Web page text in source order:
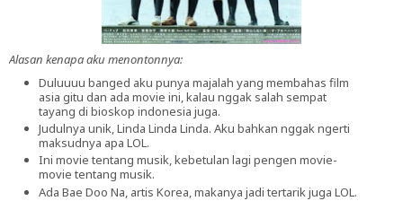
Alasan kenapa aku menontonnya:
Duluuuu banged aku punya majalah yang membahas film
asia gitu dan ada movie ini, kalau nggak salah sempat
tayang di bioskop indonesia juga.
Judulnya unik, Linda Linda Linda. Aku bahkan nggak ngerti
maksudnya apa LOL.
Ini movie tentang musik, kebetulan lagi pengen movie-
movie tentang musik.
Ada Bae Doo Na, artis Korea, makanya jadi tertarik juga LOL.